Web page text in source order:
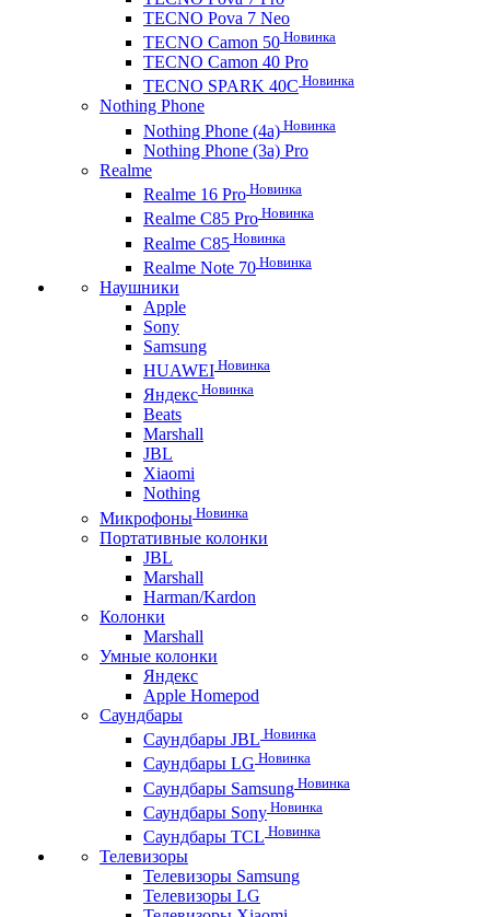
TECNO Pova 7 Neo
TECNO Camon 50 Новинка
TECNO Camon 40 Pro
TECNO SPARK 40C Новинка
Nothing Phone
Nothing Phone (4a) Новинка
Nothing Phone (3a) Pro
Realme
Realme 16 Pro Новинка
Realme C85 Pro Новинка
Realme C85 Новинка
Realme Note 70 Новинка
Наушники
Apple
Sony
Samsung
HUAWEI Новинка
Яндекс Новинка
Beats
Marshall
JBL
Xiaomi
Nothing
Микрофоны Новинка
Портативные колонки
JBL
Marshall
Harman/Kardon
Колонки
Marshall
Умные колонки
Яндекс
Apple Homepod
Саундбары
Саундбары JBL Новинка
Саундбары LG Новинка
Саундбары Samsung Новинка
Саундбары Sony Новинка
Саундбары TCL Новинка
Телевизоры
Телевизоры Samsung
Телевизоры LG